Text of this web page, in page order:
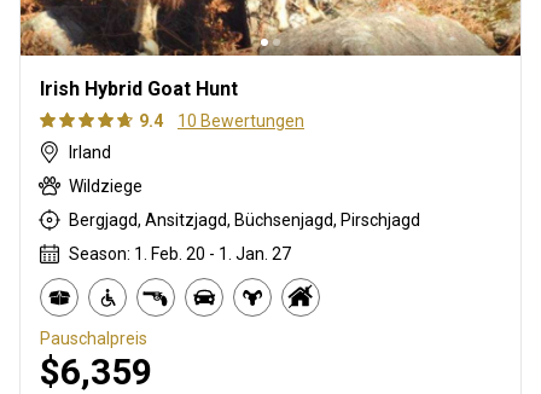
Irish Hybrid Goat Hunt
9.4
10 Bewertungen
Irland
Wildziege
Bergjagd, Ansitzjagd, Büchsenjagd, Pirschjagd
Season: 1. Feb. 20 - 1. Jan. 27
Pauschalpreis
$6,359